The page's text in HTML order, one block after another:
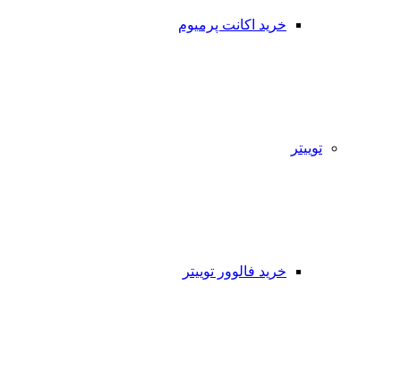
خرید اکانت پرمیوم
توییتر
خرید فالوور توییتر